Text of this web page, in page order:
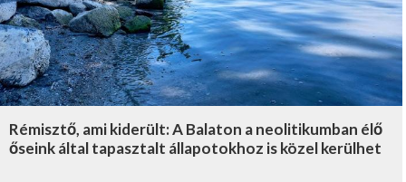
Rémisztő, ami kiderült: A Balaton a neolitikumban élő
őseink által tapasztalt állapotokhoz is közel kerülhet